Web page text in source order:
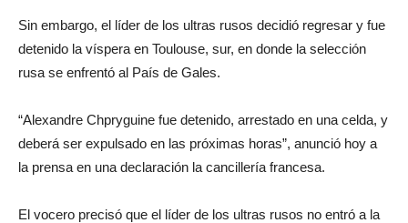
Sin embargo, el líder de los ultras rusos decidió regresar y fue
detenido la víspera en Toulouse, sur, en donde la selección
rusa se enfrentó al País de Gales.
“Alexandre Chpryguine fue detenido, arrestado en una celda, y
deberá ser expulsado en las próximas horas”, anunció hoy a
la prensa en una declaración la cancillería francesa.
El vocero precisó que el líder de los ultras rusos no entró a la